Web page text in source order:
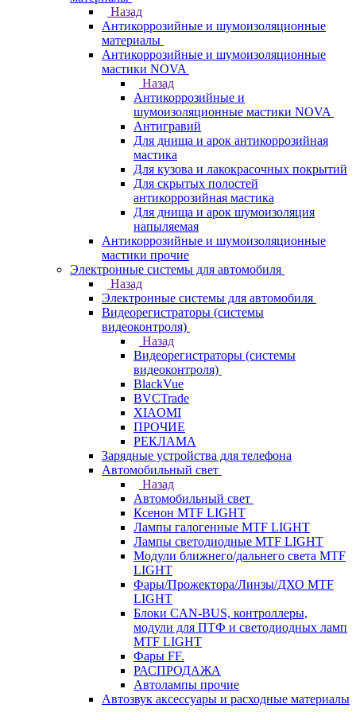
Назад
Антикоррозийные и шумоизоляционные
материалы
Антикоррозийные и шумоизоляционные
мастики NOVA
Назад
Антикоррозийные и
шумоизоляционные мастики NOVA
Антигравий
Для днища и арок антикоррозийная
мастика
Для кузова и лакокрасочных покрытий
Для скрытых полостей
антикоррозийная мастика
Для днища и арок шумоизоляция
напыляемая
Антикоррозийные и шумоизоляционные
мастики прочие
Электронные системы для автомобиля
Назад
Электронные системы для автомобиля
Видеорегистраторы (системы
видеоконтроля)
Назад
Видеорегистраторы (системы
видеоконтроля)
BlackVue
BVCTrade
XIAOMI
ПРОЧИЕ
РЕКЛАМА
Зарядные устройства для телефона
Автомобильный свет
Назад
Автомобильный свет
Ксенон MTF LIGHT
Лампы галогенные MTF LIGHT
Лампы светодиодные MTF LIGHT
Модули ближнего/дальнего света MTF
LIGHT
Фары/Прожектора/Линзы/ДХО MTF
LIGHT
Блоки CAN-BUS, контроллеры,
модули для ПТФ и светодиодных ламп
MTF LIGHT
Фары FF.
РАСПРОДАЖА
Автолампы прочие
Автозвук аксессуары и расходные материалы